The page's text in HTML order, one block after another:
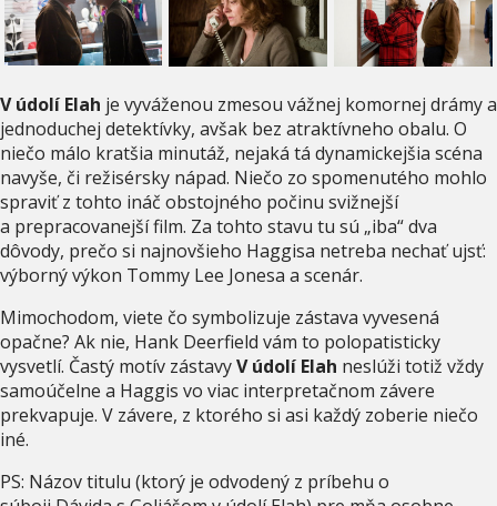
V údolí Elah je vyváženou zmesou vážnej komornej drámy a
jednoduchej detektívky, avšak bez atraktívneho obalu. O
niečo málo kratšia minutáž, nejaká tá dynamickejšia scéna
navyše, či režisérsky nápad. Niečo zo spomenutého mohlo
spraviť z tohto ináč obstojného počinu svižnejší
a prepracovanejší film. Za tohto stavu tu sú „iba“ dva
dôvody, prečo si najnovšieho Haggisa netreba nechať ujsť:
výborný výkon Tommy Lee Jonesa a scenár.
Mimochodom, viete čo symbolizuje zástava vyvesená
opačne? Ak nie, Hank Deerfield vám to polopatisticky
vysvetlí. Častý motív zástavyV údolí Elah neslúži totiž vždy
samoúčelne a Haggis vo viac interpretačnom závere
prekvapuje. V závere, z ktorého si asi každý zoberie niečo
iné.
PS: Názov titulu (ktorý je odvodený z príbehu o